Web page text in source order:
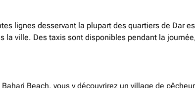
lignes desservant la plupart des quartiers de Dar
la ville. Des taxis sont disponibles pendant la
Beach, vous y découvrirez un village de